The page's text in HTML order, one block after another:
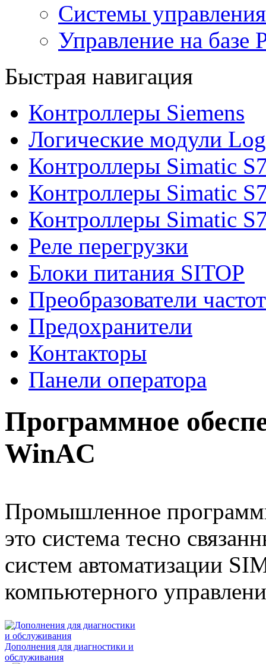
Системы
Управление на базе
Быстрая навигация
Контроллеры Siemens
Логические модули
Контроллеры Simatic
Контроллеры Simatic
Контроллеры Simatic
Реле перегрузки
Блоки питания SITOP
Преобразователи
Предохранители
Контакторы
Панели оператора
Программное
WinAC
Промышленное
это система тесно
систем автоматизации
компьютерного
Дополнения для диагностики и
обслуживания